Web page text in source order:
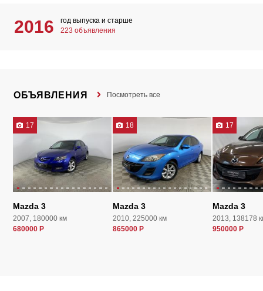
2016
год выпуска и старше
223 объявления
ОБЪЯВЛЕНИЯ Посмотреть все
17
Mazda 3
2007, 180000 км
680000 Р
18
Mazda 3
2010, 225000 км
865000 Р
17
Mazda 3
2013, 138178
950000 Р